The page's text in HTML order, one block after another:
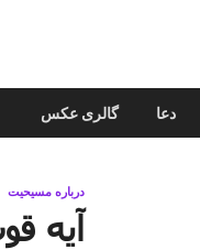
دعا گالری عکس
درباره مسیحیت
آیه قوت